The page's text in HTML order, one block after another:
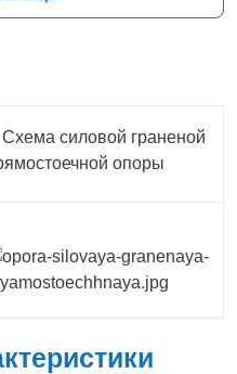
силовой граненой
опоры